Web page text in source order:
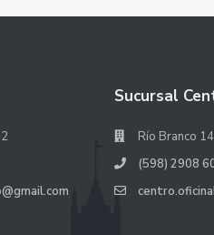
Sucursal
Río Branco
(598) 2908